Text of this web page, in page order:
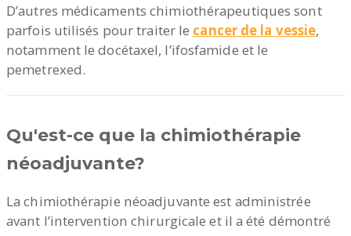
D’autres médicaments chimiothérapeutiques sont
parfois utilisés pour traiter le cancer de la vessie,
notamment le docétaxel, l’ifosfamide et le
pemetrexed.
Qu'est-ce que la chimiothérapie
néoadjuvante?
La chimiothérapie néoadjuvante est administrée
avant l’intervention chirurgicale et il a été démontré